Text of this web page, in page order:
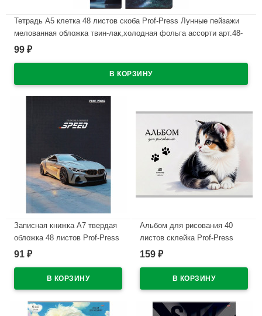
Тетрадь А5 клетка 48 листов скоба Prof-Press Лунные пейзажи
мелованная обложка твин-лак,холодная фольга ассорти арт.48-
5587
99 ₽
Записная книжка А7 твердая
обложка 48 листов Prof-Press
Разные автомобили-19
арт.ЗК48-0090
91 ₽
Альбом для рисования 40
листов склейка Prof-Press
Лапки котика арт.40-7266
159 ₽